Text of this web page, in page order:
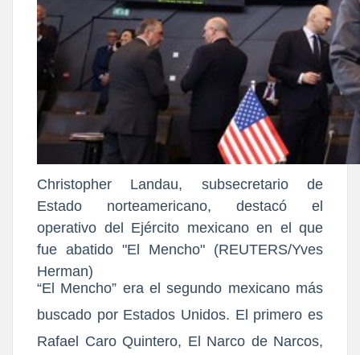
Christopher Landau, subsecretario de
Estado norteamericano, destacó el
operativo del Ejército mexicano en el que
fue abatido "El Mencho" (REUTERS/Yves
Herman)
“El Mencho” era el segundo mexicano más
buscado por Estados Unidos. El primero es
Rafael Caro Quintero, El Narco de Narcos,